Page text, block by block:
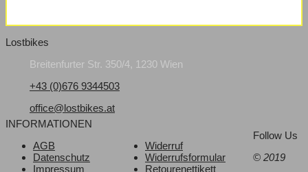
Lostbikes
Breitenfurter Str. 350/4, 1230 Wien
+43 (0)676 9344503
office@lostbikes.at
INFORMATIONEN
AGB
Datenschutz
Impressum
Widerruf
Widerrufsformular
Retourenettikett
Follow Us
© 2019